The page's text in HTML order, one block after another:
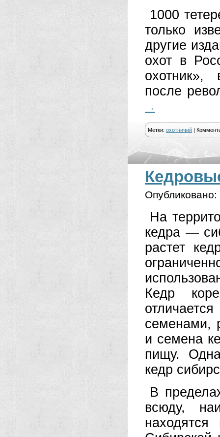
1000
только
другие
охот в
после
→
Метки: охотничий |
Опубликовано:
На
кедра —
растет
Кедр
семенами,
и семена
пищу.
кедр
В
всюду,